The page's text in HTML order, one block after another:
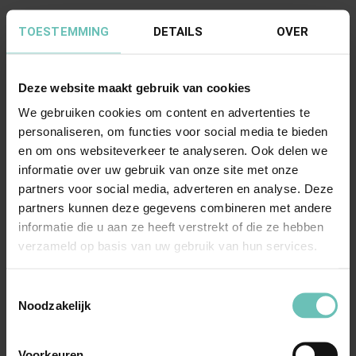
TOESTEMMING DETAILS OVER
Deze website maakt gebruik van cookies
We gebruiken cookies om content en advertenties te
personaliseren, om functies voor social media te bieden
en om ons websiteverkeer te analyseren. Ook delen we
informatie over uw gebruik van onze site met onze
partners voor social media, adverteren en analyse. Deze
partners kunnen deze gegevens combineren met andere
informatie die u aan ze heeft verstrekt of die ze hebben
verzameld op basis van uw gebruik van hun services.
Noodzakelijk
03 NOVEMBER 2023
Uitspraak Hoge Raad: Intellectuele eigendom
(ECLI:NL:HR:2023:1513, 3 november 2023,
Octrooirecht. Verbintenissenrecht. Octrooi van